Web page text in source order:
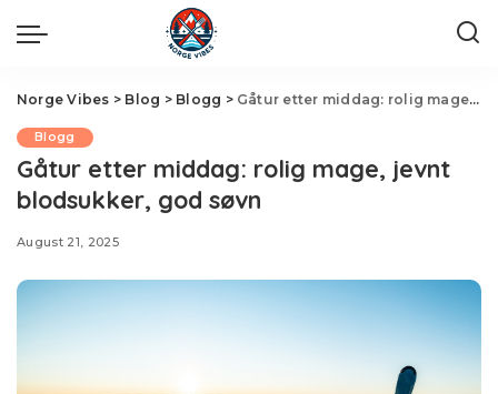
Norge Vibes > Blog > Blogg > Gåtur etter middag: rolig mage, jevnt blodsukker, god søvn
Blogg
Gåtur etter middag: rolig mage, jevnt
blodsukker, god søvn
August 21, 2025